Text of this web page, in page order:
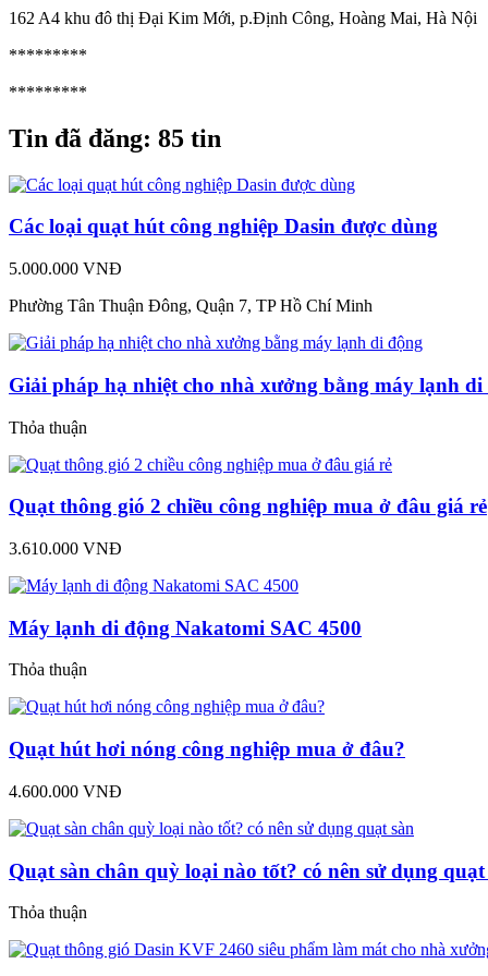
162 A4 khu đô thị Đại Kim Mới, p.Định Công, Hoàng Mai, Hà Nội
*********
*********
Tin đã đăng: 85 tin
Các loại quạt hút công nghiệp Dasin được dùng
5.000.000 VNĐ
Phường Tân Thuận Đông, Quận 7, TP Hồ Chí Minh
Giải pháp hạ nhiệt cho nhà xưởng bằng máy lạnh di
Thỏa thuận
Quạt thông gió 2 chiều công nghiệp mua ở đâu giá rẻ
3.610.000 VNĐ
Máy lạnh di động Nakatomi SAC 4500
Thỏa thuận
Quạt hút hơi nóng công nghiệp mua ở đâu?
4.600.000 VNĐ
Quạt sàn chân quỳ loại nào tốt? có nên sử dụng quạt
Thỏa thuận